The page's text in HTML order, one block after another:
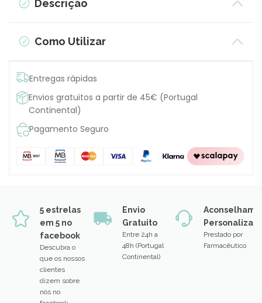
Descrição
Como Utilizar
Entregas rápidas
Envios gratuitos a partir de 45€ (Portugal
Continental)
Pagamento Seguro
5 estrelas
em 5 no
facebook
Descubra o
que os nossos
clientes
dizem sobre
nós no
Envio
Gratuito
Entre 24h a
48h (Portugal
Continental)
Prestado por
Farmacêutico